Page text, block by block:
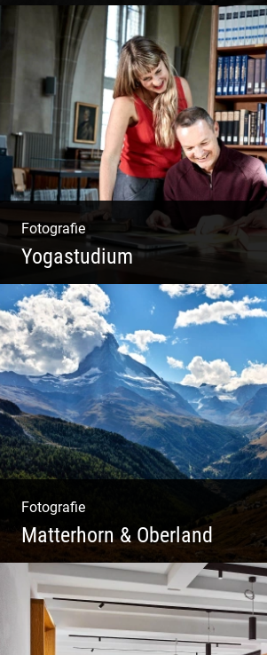
Fotografie
Yogastudium
Philosophie | Asana |
Fotografie
Matterhorn & Oberland
Impressionen Gornergrat &